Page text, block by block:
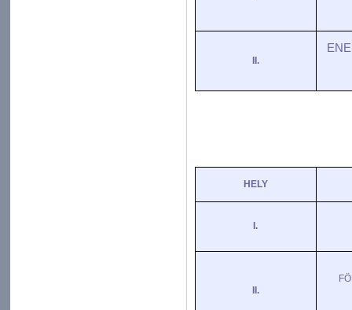
II.
HELY
I.
II.